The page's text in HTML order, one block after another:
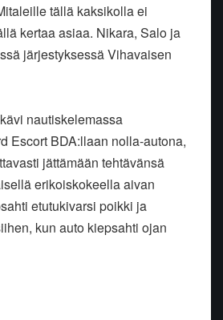
tällä kaksikolla ei
kertaa asiaa. Nikara, Salo ja
järjestyksessä Vihavaisen
nautiskelemassa
Escort BDA:llaan nolla-autona,
jättämään tehtävänsä
erikoiskokeella aivan
etutukivarsi poikki ja
kun auto kiepsahti ojan